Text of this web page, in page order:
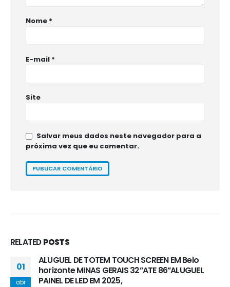
Nome *
E-mail *
Site
Salvar meus dados neste navegador para a
próxima vez que eu comentar.
RELATEDPOSTS
01
abr
ALUGUEL DE TOTEM TOUCH SCREEN EM Belo
horizonte MINAS GERAIS 32”ATE 86”ALUGUEL
PAINEL DE LED EM 2025,